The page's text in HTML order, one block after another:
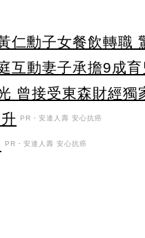
仁勳子女餐飲轉職
互動妻子承擔9成
曾接受東森財經獨
PR・安達人壽 安心抗癌
PR・安達人壽 安心抗癌